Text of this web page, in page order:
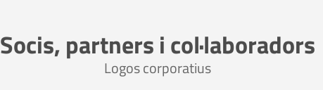
Socis, partners i col·laboradors
Logos corporatius